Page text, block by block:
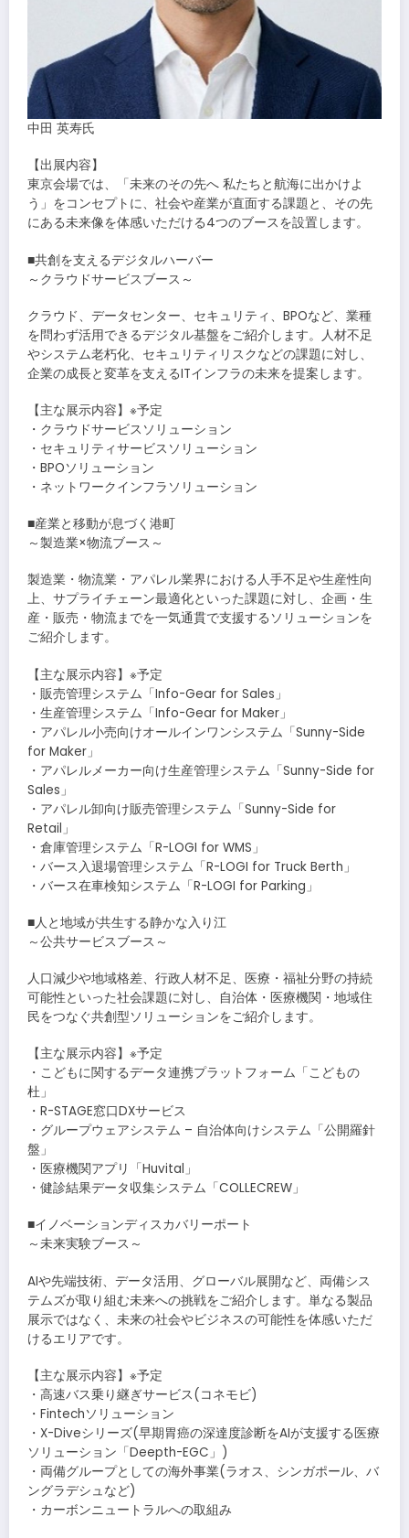
中田 英寿氏
【出展内容】
東京会場では、「未来のその先へ 私たちと航海に出かけよ
う」をコンセプトに、社会や産業が直面する課題と、その先
にある未来像を体感いただける4つのブースを設置します。
■共創を支えるデジタルハーバー
～クラウドサービスブース～
クラウド、データセンター、セキュリティ、BPOなど、業種
を問わず活用できるデジタル基盤をご紹介します。人材不足
やシステム老朽化、セキュリティリスクなどの課題に対し、
企業の成長と変革を支えるITインフラの未来を提案します。
【主な展示内容】※予定
・クラウドサービスソリューション
・セキュリティサービスソリューション
・BPOソリューション
・ネットワークインフラソリューション
■産業と移動が息づく港町
～製造業×物流ブース～
製造業・物流業・アパレル業界における人手不足や生産性向
上、サプライチェーン最適化といった課題に対し、企画・生
産・販売・物流までを一気通貫で支援するソリューションを
ご紹介します。
【主な展示内容】※予定
・販売管理システム「Info-Gear for Sales」
・生産管理システム「Info-Gear for Maker」
・アパレル小売向けオールインワンシステム「Sunny-Side
for Maker」
・アパレルメーカー向け生産管理システム「Sunny-Side for
Sales」
・アパレル卸向け販売管理システム「Sunny-Side for
Retail」
・倉庫管理システム「R-LOGI for WMS」
・バース入退場管理システム「R-LOGI for Truck Berth」
・バース在車検知システム「R-LOGI for Parking」
■人と地域が共生する静かな入り江
～公共サービスブース～
人口減少や地域格差、行政人材不足、医療・福祉分野の持続
可能性といった社会課題に対し、自治体・医療機関・地域住
民をつなぐ共創型ソリューションをご紹介します。
【主な展示内容】※予定
・こどもに関するデータ連携プラットフォーム「こどもの
杜」
・R-STAGE窓口DXサービス
・グループウェアシステム – 自治体向けシステム「公開羅針
盤」
・医療機関アプリ「Huvital」
・健診結果データ収集システム「COLLECREW」
■イノベーションディスカバリーポート
～未来実験ブース～
AIや先端技術、データ活用、グローバル展開など、両備シス
テムズが取り組む未来への挑戦をご紹介します。単なる製品
展示ではなく、未来の社会やビジネスの可能性を体感いただ
けるエリアです。
【主な展示内容】※予定
・高速バス乗り継ぎサービス(コネモビ)
・Fintechソリューション
・X-Diveシリーズ(早期胃癌の深達度診断をAIが支援する医療
ソリューション「Deepth-EGC」)
・両備グループとしての海外事業(ラオス、シンガポール、バ
ングラデシュなど)
・カーボンニュートラルへの取組み